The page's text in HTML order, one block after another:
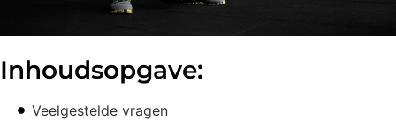
Inhoudsopgave:
Veelgestelde vragen